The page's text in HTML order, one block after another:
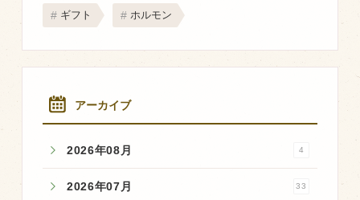
ギフト ホルモン
アーカイブ
2026年08月 4
2026年07月 33
商品のご紹介
厚切ステーキ
ハンバーグ
黒にんにく
豊西ソース